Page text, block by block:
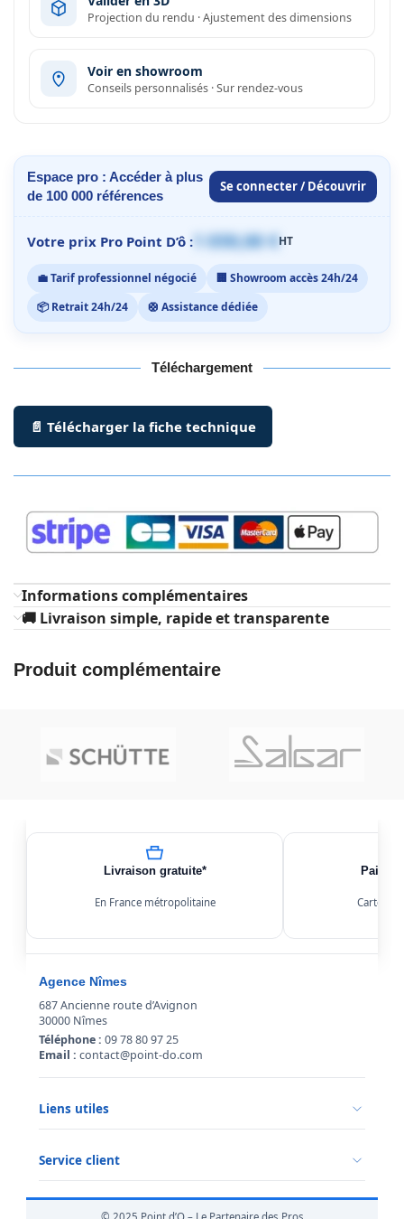
Projection du rendu · Ajustement des dimensions
Voir en showroom
Conseils personnalisés · Sur rendez-vous
Espace pro : Accéder à plus
de 100 000 références
Se connecter / Découvrir
Votre prix Pro Point D’ô : 1 059,00 €HT
💼 Tarif professionnel négocié
🏢 Showroom accès 24h/24
📦 Retrait 24h/24
🛟 Assistance dédiée
Téléchargement
📄 Télécharger la fiche technique
Informations complémentaires
🚚 Livraison simple, rapide et transparente
Produit complémentaire
Livraison gratuite*
En France métropolitaine Carte,
Agence Nîmes
687 Ancienne route d’Avignon
30000 Nîmes
Téléphone : 09 78 80 97 25
Email : contact@point-do.com
Liens utiles
Conditions générales de vente
Mentions légales
Service client
Informations livraison